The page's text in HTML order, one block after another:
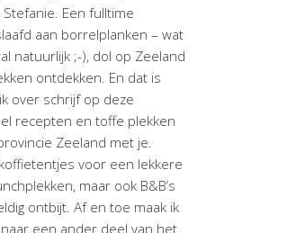
Een fulltime
aan borrelplanken – wat
natuurlijk ;-), dol op Zeeland
ontdekken. En dat is
over schrijf op deze
recepten en toffe plekken
Zeeland met je.
voor een lekkere
maar ook B&B’s
ontbijt. Af en toe maak ik
een ander deel van het